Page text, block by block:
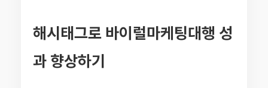
해시태그로 바이럴마케팅대행 성
과 향상하기